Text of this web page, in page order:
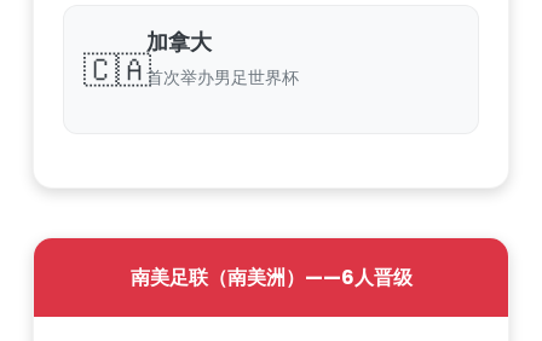
🇨🇦
加拿大
首次举办男足世界杯
南美足联（南美洲）——6人晋级